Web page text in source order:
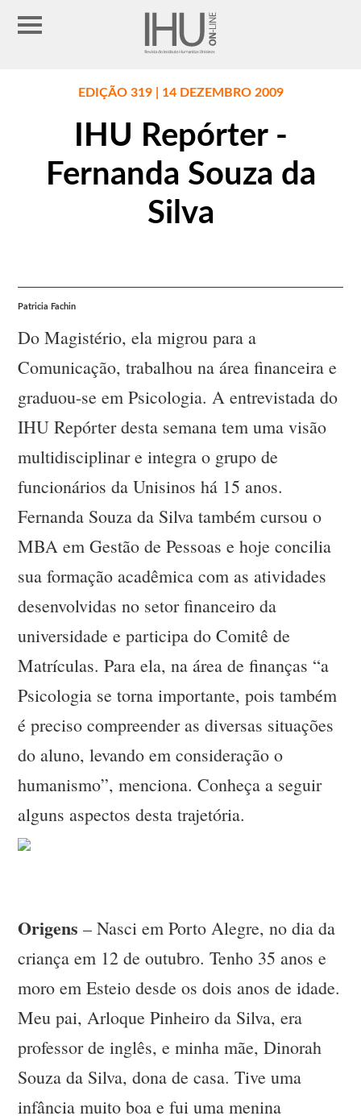
EDIÇÃO 319 | 14 DEZEMBRO 2009
IHU Repórter -
Fernanda Souza da
Silva
Patricia Fachin
Do Magistério, ela migrou para a
Comunicação, trabalhou na área financeira e
graduou-se em Psicologia. A entrevistada do
IHU Repórter desta semana tem uma visão
multidisciplinar e integra o grupo de
funcionários da Unisinos há 15 anos.
Fernanda Souza da Silva também cursou o
MBA em Gestão de Pessoas e hoje concilia
sua formação acadêmica com as atividades
desenvolvidas no setor financeiro da
universidade e participa do Comitê de
Matrículas. Para ela, na área de finanças “a
Psicologia se torna importante, pois também
é preciso compreender as diversas situações
do aluno, levando em consideração o
humanismo”, menciona. Conheça a seguir
alguns aspectos desta trajetória.
Origens – Nasci em Porto Alegre, no dia da
criança em 12 de outubro. Tenho 35 anos e
moro em Esteio desde os dois anos de idade.
Meu pai, Arloque Pinheiro da Silva, era
professor de inglês, e minha mãe, Dinorah
Souza da Silva, dona de casa. Tive uma
infância muito boa e fui uma menina